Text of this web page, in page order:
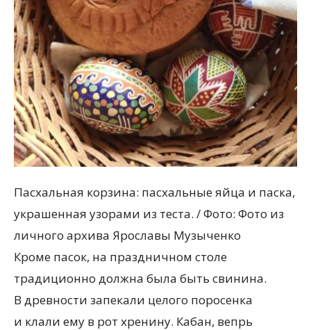
Пасхальная корзина: пасхальные яйца и паска,
украшенная узорами из теста. / Фото: Фото из
личного архива Ярославы Музыченко
Кроме пасок, на праздничном столе
традиционно должна была быть свинина.
В древности запекали целого поросенка
и клали ему в рот хренину. Кабан, вепрь